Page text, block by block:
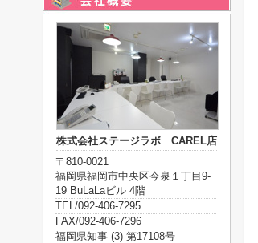
株式会社ステージラボ CAREL店
〒810-0021
福岡県福岡市中央区今泉１丁目9-
19 BuLaLaビル 4階
TEL/092-406-7295
FAX/092-406-7296
福岡県知事 (3) 第17108号